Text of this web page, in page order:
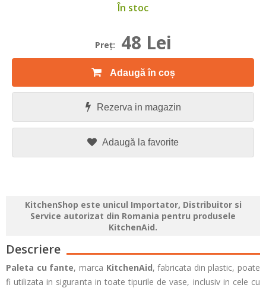
În stoc
Preţ: 48 Lei
Adaugă în coș
Rezerva in magazin
Adaugă la favorite
KitchenShop este unicul Importator, Distribuitor si
Service autorizat din Romania pentru produsele
KitchenAid.
Descriere
Paleta cu fante, marca KitchenAid, fabricata din plastic, poate
fi utilizata in siguranta in toate tipurile de vase, inclusiv in cele cu